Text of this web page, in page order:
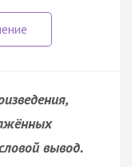
вывод.